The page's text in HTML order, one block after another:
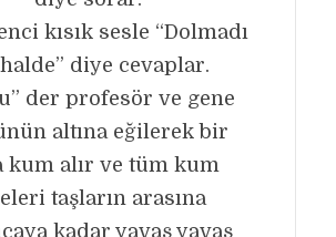
kısık sesle “Dolmadı
diye cevaplar.
der profesör ve gene
altına eğilerek bir
kum alır ve tüm kum
taşların arasına
kadar yavaş yavaş